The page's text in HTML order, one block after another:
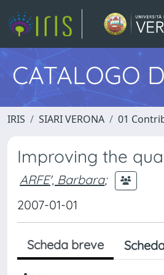
CATALOGO
IRIS SIARI VERONA 01
Improving the
ARFE', Barbara;
2007-01-01
Scheda breve